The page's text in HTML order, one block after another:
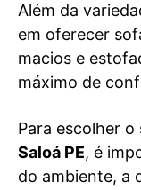
Além da
em oferecer
macios e
máximo de
Para escolher
Saloá PE, é
do ambiente, a